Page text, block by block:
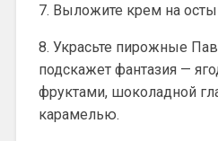
7. Выложите крем на
8. Украсьте пирожные
подскажет фантазия —
фруктами, шоколадной
карамелью.